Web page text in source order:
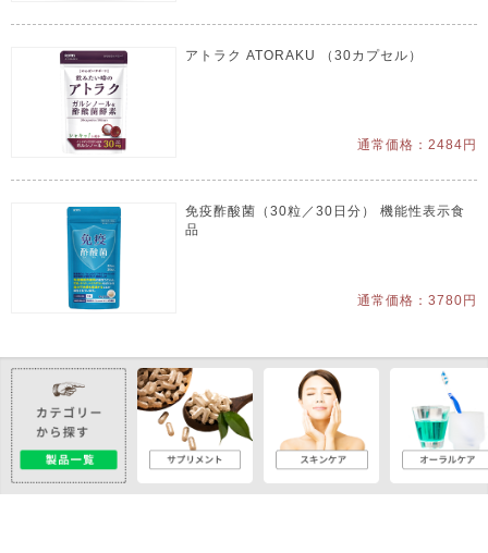
アトラク ATORAKU （30カプセル）
通常価格：2484円
免疫酢酸菌（30粒／30日分） 機能性表示食
品
通常価格：3780円